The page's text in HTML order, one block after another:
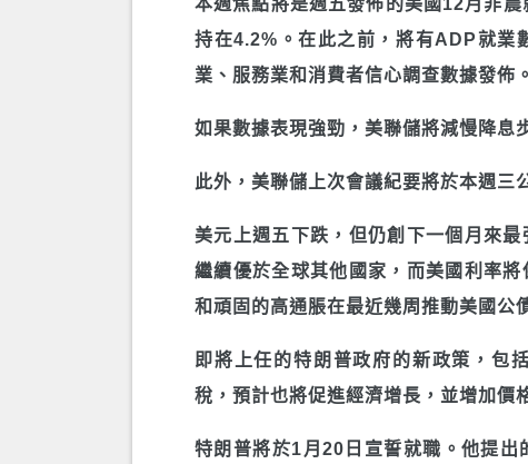
本週焦點將是週五發佈的美國12月非
持在4.2%。在此之前，將有ADP就業
業、服務業和消費者信心調查數據發佈。
如果數據表現強勁，美聯儲將減慢降息
此外，美聯儲上次會議紀要將於本週三
美元上週五下跌，但仍創下一個月來
繼續優於全球其他國家，而美國利率
和頑固的高通脹在最近幾周推動美國公
即將上任的特朗普政府的新政策，包
稅，預計也將促進經濟增長，並增加價
特朗普將於1月20日宣誓就職。他提